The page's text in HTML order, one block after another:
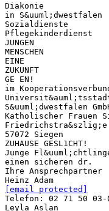
Diakonie
in S&uuml;dwestfalen
Sozialdienste
Pflegekinderdienst
JUNGEN
MENSCHEN
EINE
ZUKUNFT
GE EN!
im
S&uuml;dwestfalen
Katholischer Frauen
Friedrichstra&szlig;e
57072 Siegen
ZUHAUSE GESL1CHT!
Junge
einen sicheren dr.
Ihre Ansprechpartner
[email protected]
Telefon: 02 71 50 03-